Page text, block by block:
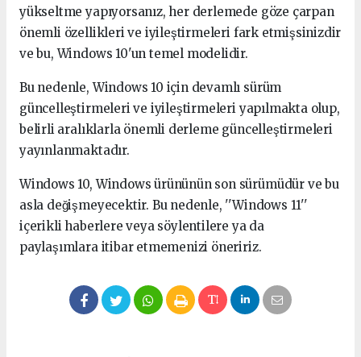
yükseltme yapıyorsanız, her derlemede göze çarpan
önemli özellikleri ve iyileştirmeleri fark etmişsinizdir
ve bu, Windows 10'un temel modelidir.
Bu nedenle, Windows 10 için devamlı sürüm
güncelleştirmeleri ve iyileştirmeleri yapılmakta olup,
belirli aralıklarla önemli derleme güncelleştirmeleri
yayınlanmaktadır.
Windows 10, Windows ürününün son sürümüdür ve bu
asla değişmeyecektir. Bu nedenle, ''Windows 11''
içerikli haberlere veya söylentilere ya da
paylaşımlara itibar etmemenizi öneririz.